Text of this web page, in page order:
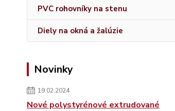
PVC rohovníky na stenu
Diely na okná a žalúzie
Novinky
19.02.2024
Nové polystyrénové extrudované